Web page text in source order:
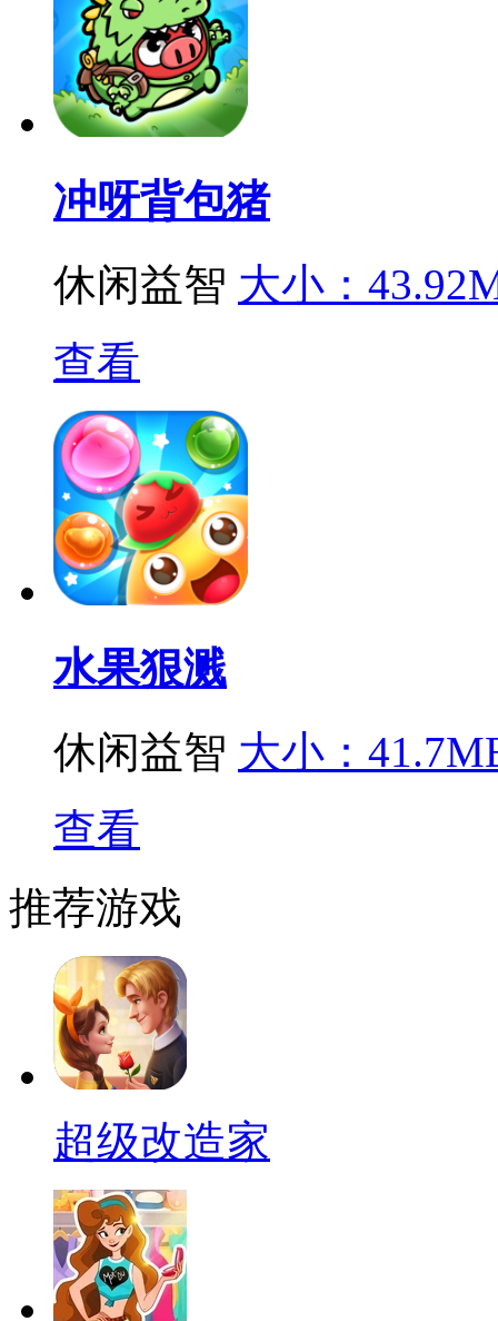
冲呀背包猪
休闲益智 大小：
查看
水果狠溅
休闲益智 大小：
查看
推荐游戏
超级改造家